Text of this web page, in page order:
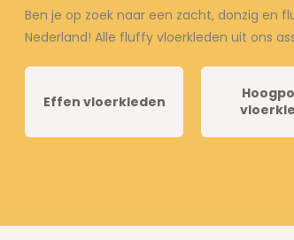
Ben je op zoek naar een zacht, donzig en
Nederland! Alle fluffy vloerkleden uit ons
Effen vloerkleden